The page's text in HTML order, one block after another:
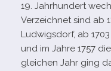
19. Jahrhundert
Verzeichnet sind ab
Ludwigsdorf, ab
und im Jahre 1757
glei­chen Jahr ging